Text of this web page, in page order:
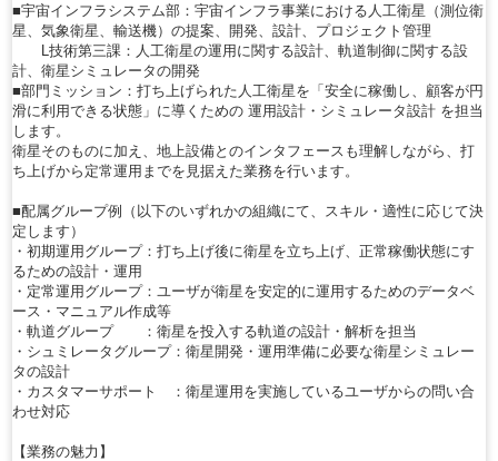
■宇宙インフラシステム部：宇宙インフラ事業における人工衛星（測位衛
星、気象衛星、輸送機）の提案、開発、設計、プロジェクト管理
L技術第三課：人工衛星の運用に関する設計、軌道制御に関する設
計、衛星シミュレータの開発
■部門ミッション：打ち上げられた人工衛星を「安全に稼働し、顧客が円
滑に利用できる状態」に導くための 運用設計・シミュレータ設計 を担当
します。
衛星そのものに加え、地上設備とのインタフェースも理解しながら、打
ち上げから定常運用までを見据えた業務を行います。
■配属グループ例（以下のいずれかの組織にて、スキル・適性に応じて決
定します）
・初期運用グループ：打ち上げ後に衛星を立ち上げ、正常稼働状態にす
るための設計・運用
・定常運用グループ：ユーザが衛星を安定的に運用するためのデータベ
ース・マニュアル作成等
・軌道グループ ：衛星を投入する軌道の設計・解析を担当
・シュミレータグループ：衛星開発・運用準備に必要な衛星シミュレー
タの設計
・カスタマーサポート ：衛星運用を実施しているユーザからの問い合
わせ対応
【業務の魅力】